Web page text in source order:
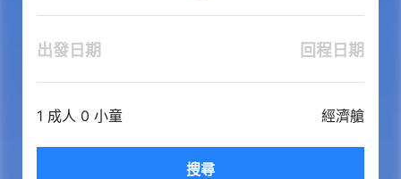
出發日期 回程日期
1 成人 0 小童 經濟艙
搜尋